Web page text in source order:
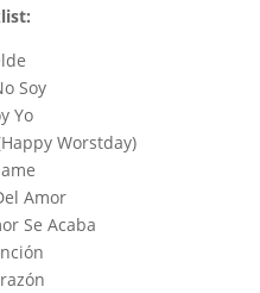
Soy
Yo
Worstday)
Amor
Se Acaba